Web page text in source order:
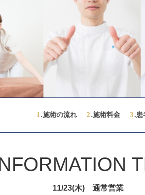
1.施術の流れ 2.施術料金 3.患
11/23(木) 通常営業